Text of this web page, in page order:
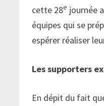
cette 28e journée
équipes qui se
espérer réaliser
Les supporters
En dépit du fait